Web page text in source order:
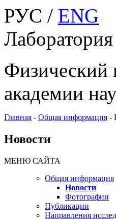
РУС / ENG
Физический
академии
Главная - Общая информация -
Новости
МЕНЮ САЙТА
Общая информация
Новости
Фотографии
Публикации
Направления